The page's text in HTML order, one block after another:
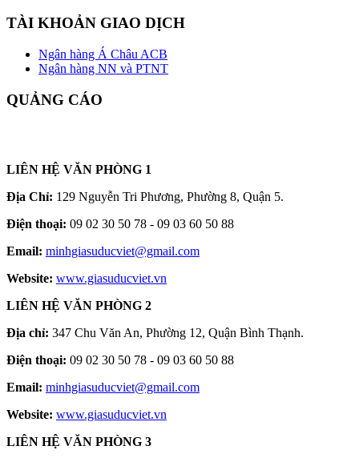
TÀI KHOẢN GIAO DỊCH
Ngân hàng Á Châu ACB
Ngân hàng NN và PTNT
QUẢNG CÁO
LIÊN HỆ VĂN PHÒNG 1
Địa Chỉ: 129 Nguyễn Tri Phương, Phường 8, Quận 5.
Điện thoại: 09 02 30 50 78 - 09 03 60 50 88
Email: minhgiasuducviet@gmail.com
Website: www.giasuducviet.vn
LIÊN HỆ VĂN PHÒNG 2
Địa chỉ: 347 Chu Văn An, Phường 12, Quận Bình Thạnh.
Điện thoại: 09 02 30 50 78 - 09 03 60 50 88
Email: minhgiasuducviet@gmail.com
Website: www.giasuducviet.vn
LIÊN HỆ VĂN PHÒNG 3